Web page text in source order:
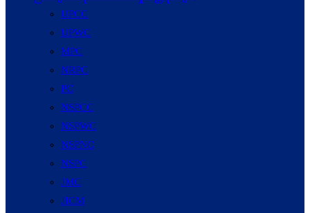
UPCC
UPWC
MPC
NRPC
PC
NSPCC
NSPWC
NSPNC
NSPC
JMC
JICM